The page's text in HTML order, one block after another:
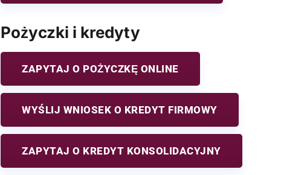
Pożyczki i kredyty
ZAPYTAJ O POŻYCZKĘ ONLINE
WYŚLIJ WNIOSEK O KREDYT FIRMOWY
ZAPYTAJ O KREDYT KONSOLIDACYJNY